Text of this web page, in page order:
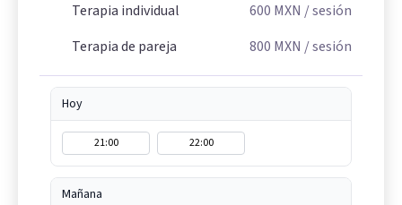
Terapia individual
600 MXN / sesión
Terapia de pareja
800 MXN / sesión
Hoy
21:00 22:00
Mañana